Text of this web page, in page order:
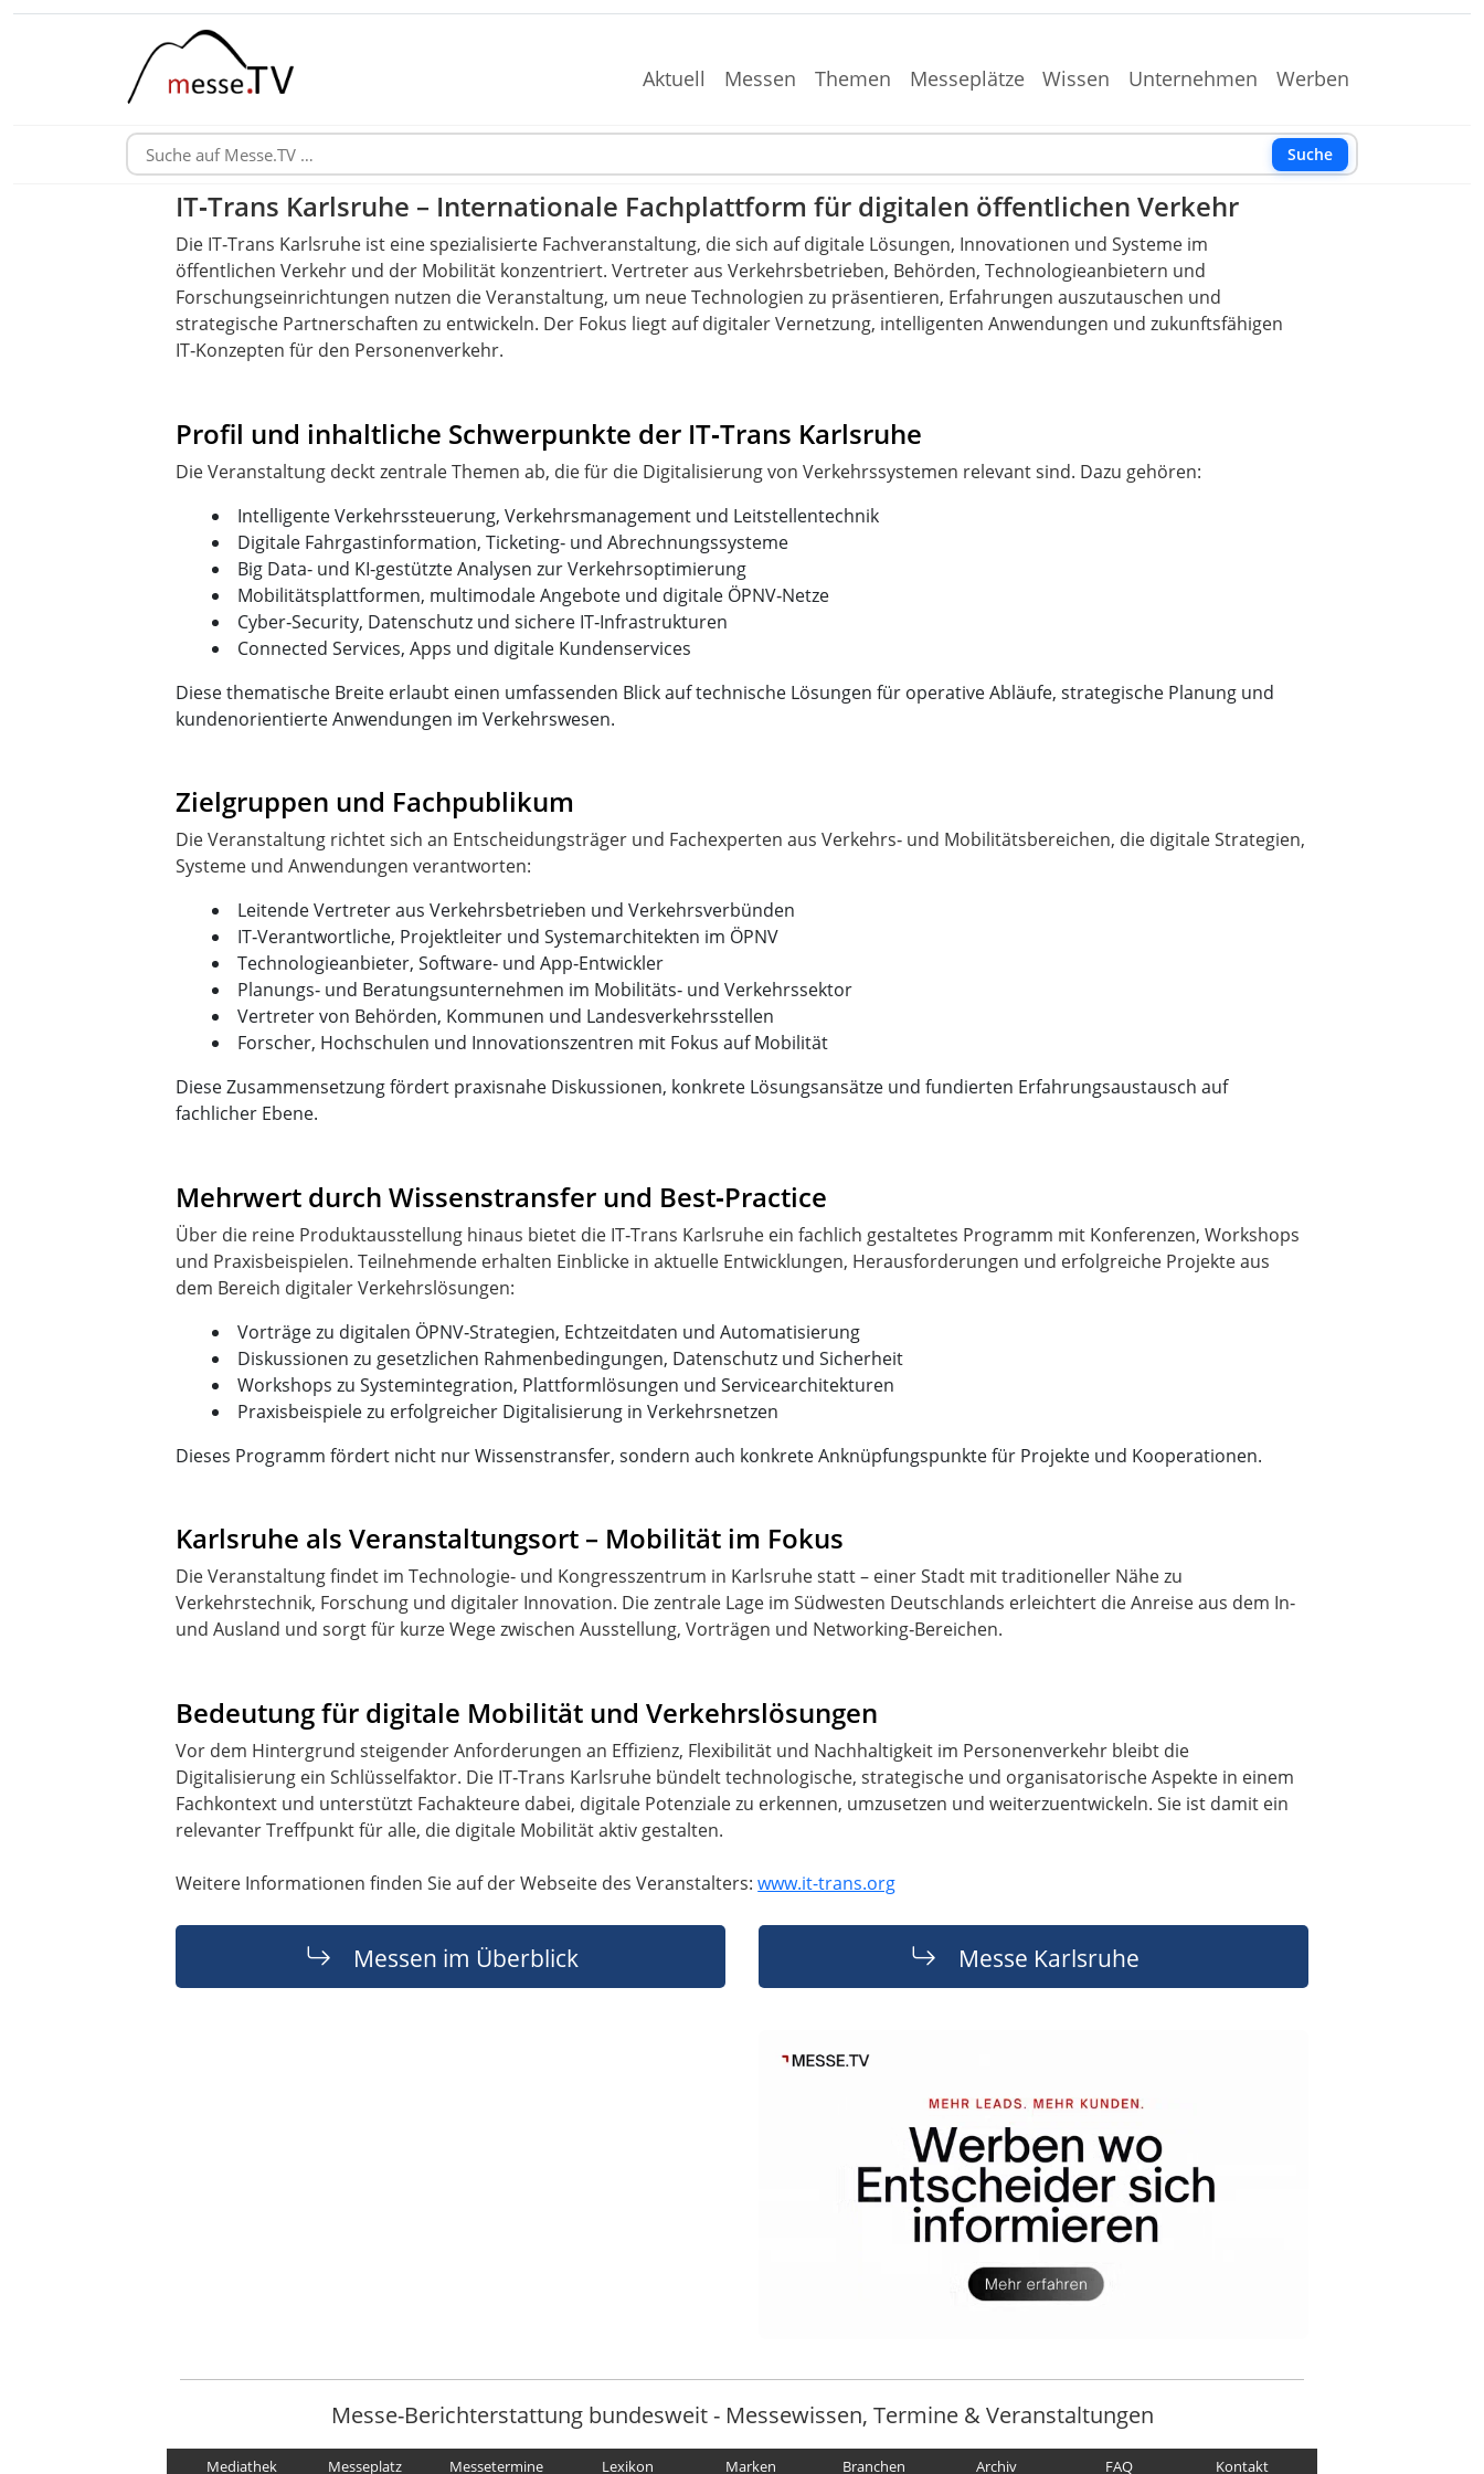
Aktuell Messen Themen Messeplätze Wissen Unternehmen Werben
Suche
IT‑Trans Karlsruhe – Internationale Fachplattform für digitalen öffentlichen Verkehr
Die IT‑Trans Karlsruhe ist eine spezialisierte Fachveranstaltung, die sich auf digitale Lösungen, Innovationen und Systeme im
öffentlichen Verkehr und der Mobilität konzentriert. Vertreter aus Verkehrsbetrieben, Behörden, Technologieanbietern und
Forschungseinrichtungen nutzen die Veranstaltung, um neue Technologien zu präsentieren, Erfahrungen auszutauschen und
strategische Partnerschaften zu entwickeln. Der Fokus liegt auf digitaler Vernetzung, intelligenten Anwendungen und zukunftsfähigen
IT‑Konzepten für den Personenverkehr.
Profil und inhaltliche Schwerpunkte der IT‑Trans Karlsruhe
Intelligente Verkehrssteuerung, Verkehrsmanagement und Leitstellentechnik
Digitale Fahrgastinformation, Ticketing‑ und Abrechnungssysteme
Big Data‑ und KI‑gestützte Analysen zur Verkehrsoptimierung
Mobilitätsplattformen, multimodale Angebote und digitale ÖPNV‑Netze
Cyber‑Security, Datenschutz und sichere IT‑Infrastrukturen
Connected Services, Apps und digitale Kundenservices
Diese thematische Breite erlaubt einen umfassenden Blick auf technische Lösungen für operative Abläufe, strategische Planung und
kundenorientierte Anwendungen im Verkehrswesen.
Zielgruppen und Fachpublikum
Die Veranstaltung richtet sich an Entscheidungsträger und Fachexperten aus Verkehrs‑ und Mobilitätsbereichen, die digitale Strategien,
Leitende Vertreter aus Verkehrsbetrieben und Verkehrsverbünden
IT‑Verantwortliche, Projektleiter und Systemarchitekten im ÖPNV
Technologieanbieter, Software‑ und App‑Entwickler
Planungs‑ und Beratungsunternehmen im Mobilitäts‑ und Verkehrssektor
Vertreter von Behörden, Kommunen und Landesverkehrsstellen
Forscher, Hochschulen und Innovationszentren mit Fokus auf Mobilität
Diese Zusammensetzung fördert praxisnahe Diskussionen, konkrete Lösungsansätze und fundierten Erfahrungsaustausch auf
fachlicher Ebene.
Mehrwert durch Wissenstransfer und Best‑Practice
Über die reine Produktausstellung hinaus bietet die IT‑Trans Karlsruhe ein fachlich gestaltetes Programm mit Konferenzen, Workshops
und Praxisbeispielen. Teilnehmende erhalten Einblicke in aktuelle Entwicklungen, Herausforderungen und erfolgreiche Projekte aus
Vorträge zu digitalen ÖPNV‑Strategien, Echtzeitdaten und Automatisierung
Diskussionen zu gesetzlichen Rahmenbedingungen, Datenschutz und Sicherheit
Workshops zu Systemintegration, Plattformlösungen und Servicearchitekturen
Praxisbeispiele zu erfolgreicher Digitalisierung in Verkehrsnetzen
Dieses Programm fördert nicht nur Wissenstransfer, sondern auch konkrete Anknüpfungspunkte für Projekte und Kooperationen.
Karlsruhe als Veranstaltungsort – Mobilität im Fokus
Die Veranstaltung findet im Technologie‑ und Kongresszentrum in Karlsruhe statt – einer Stadt mit traditioneller Nähe zu
Verkehrstechnik, Forschung und digitaler Innovation. Die zentrale Lage im Südwesten Deutschlands erleichtert die Anreise aus dem In‑
und Ausland und sorgt für kurze Wege zwischen Ausstellung, Vorträgen und Networking‑Bereichen.
Bedeutung für digitale Mobilität und Verkehrslösungen
Vor dem Hintergrund steigender Anforderungen an Effizienz, Flexibilität und Nachhaltigkeit im Personenverkehr bleibt die
Digitalisierung ein Schlüsselfaktor. Die IT‑Trans Karlsruhe bündelt technologische, strategische und organisatorische Aspekte in einem
Fachkontext und unterstützt Fachakteure dabei, digitale Potenziale zu erkennen, umzusetzen und weiterzuentwickeln. Sie ist damit ein
relevanter Treffpunkt für alle, die digitale Mobilität aktiv gestalten.
Weitere Informationen finden Sie auf der Webseite des Veranstalters:www.it-trans.org
Messen im Überblick Messe Karlsruhe
Messe-Berichterstattung bundesweit - Messewissen, Termine & Veranstaltungen
Mediathek Messeplatz Messetermine Lexikon Marken Branchen Archiv FAQ Kontakt